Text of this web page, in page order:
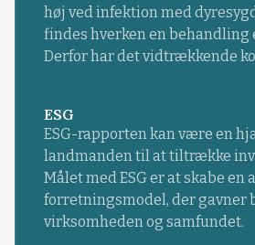
høj ved infektion med
findes hverken en behandling
Derfor har det vidtrækkende
ESG
ESG-rapporten kan være en
landmanden til at tiltrække
Målet med ESG er at skabe en
forretningsmodel, der gavner
virksomheden og samfundet.